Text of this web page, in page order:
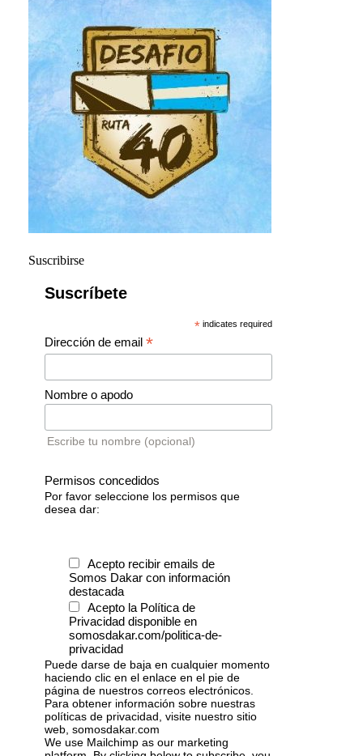
Suscribirse
Suscríbete
* indicates required
Dirección de email *
Nombre o apodo
Escribe tu nombre (opcional)
Permisos concedidos
Por favor seleccione los permisos que
desea dar:
Acepto recibir emails de
Somos Dakar con información
destacada
Acepto la Política de
Privacidad disponible en
somosdakar.com/politica-de-
privacidad
Puede darse de baja en cualquier momento
haciendo clic en el enlace en el pie de
página de nuestros correos electrónicos.
Para obtener información sobre nuestras
políticas de privacidad, visite nuestro sitio
web, somosdakar.com
We use Mailchimp as our marketing